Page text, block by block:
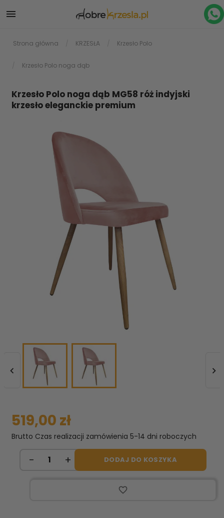

Strona główna KRZESŁA Krzesło Polo
Krzesło Polo noga dąb
Krzesło Polo noga dąb MG58 róż indyjski
krzesło eleganckie premium
 
519,00 zł
Brutto Czas realizacji zamówienia 5-14 dni roboczych
DODAJ DO KOSZYKA
favorite_border